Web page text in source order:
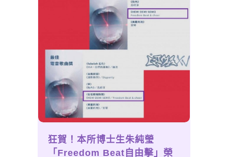
狂賀！本所博士生朱純瑩
「Freedom Beat自由擊」榮